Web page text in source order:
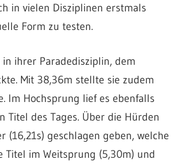
in vielen Disziplinen erstmals
Form zu testen.
ihrer Paradedisziplin, dem
Mit 38,36m stellte sie zudem
Im Hochsprung lief es ebenfalls
Titel des Tages. Über die Hürden
(16,21s) geschlagen geben, welche
Titel im Weitsprung (5,30m) und